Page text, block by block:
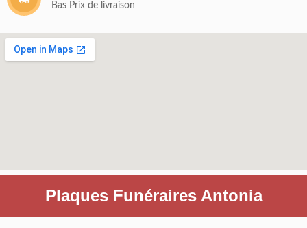
Bas Prix de livraison
Plaques Funéraires Antonia